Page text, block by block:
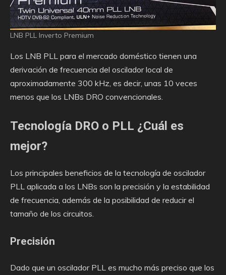
LNB PLL Inverto Premium
Los LNB PLL para el mercado doméstico tienen una
derivación de frecuencia del oscilador local de
aproximadamente 300 kHz, es decir, unas 10 veces
menos que los LNBs DRO convencionales.
Tecnología DRO o PLL ¿Cuál es
mejor?
Los principales beneficios de la tecnología de oscilador
PLL aplicada a los LNBs son la precisión y la estabilidad
de frecuencia, además de la posibilidad de reducir el
tamaño de los circuitos.
Precisión
Dado que un oscilador PLL es mucho más preciso que los